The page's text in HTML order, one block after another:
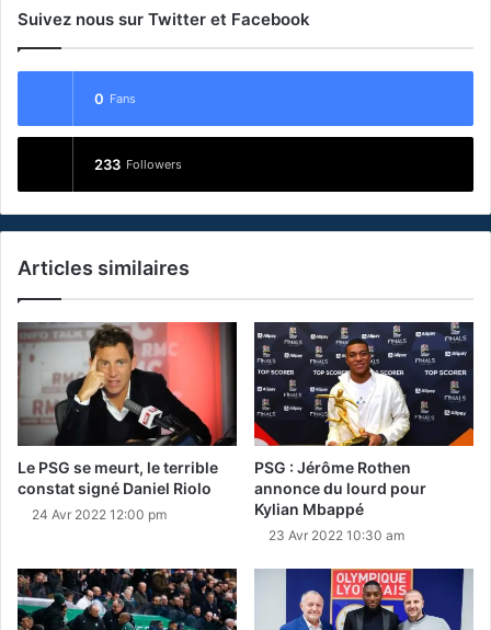
Suivez nous sur Twitter et Facebook
0 Fans
233 Followers
Articles similaires
Le PSG se meurt, le terrible
constat signé Daniel Riolo
24 Avr 2022 12:00 pm
PSG : Jérôme Rothen
annonce du lourd pour
Kylian Mbappé
23 Avr 2022 10:30 am